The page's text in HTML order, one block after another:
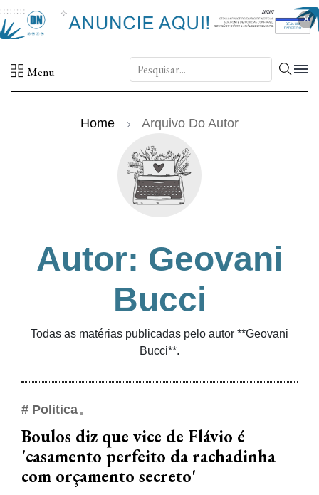
×
Menu DN.
Home Arquivo Do Autor
Autor: Geovani
Bucci
Todas as matérias publicadas pelo autor **Geovani
Bucci**.
# Politica
Boulos diz que vice de Flávio é
'casamento perfeito da rachadinha
com orçamento secreto'